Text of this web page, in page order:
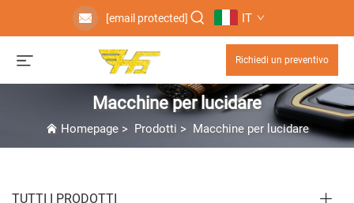
[email protected] IT
Richiedi un preventivo
Macchine per lucidare
Homepage> Prodotti > Macchine per lucidare
TUTTI I PRODOTTI